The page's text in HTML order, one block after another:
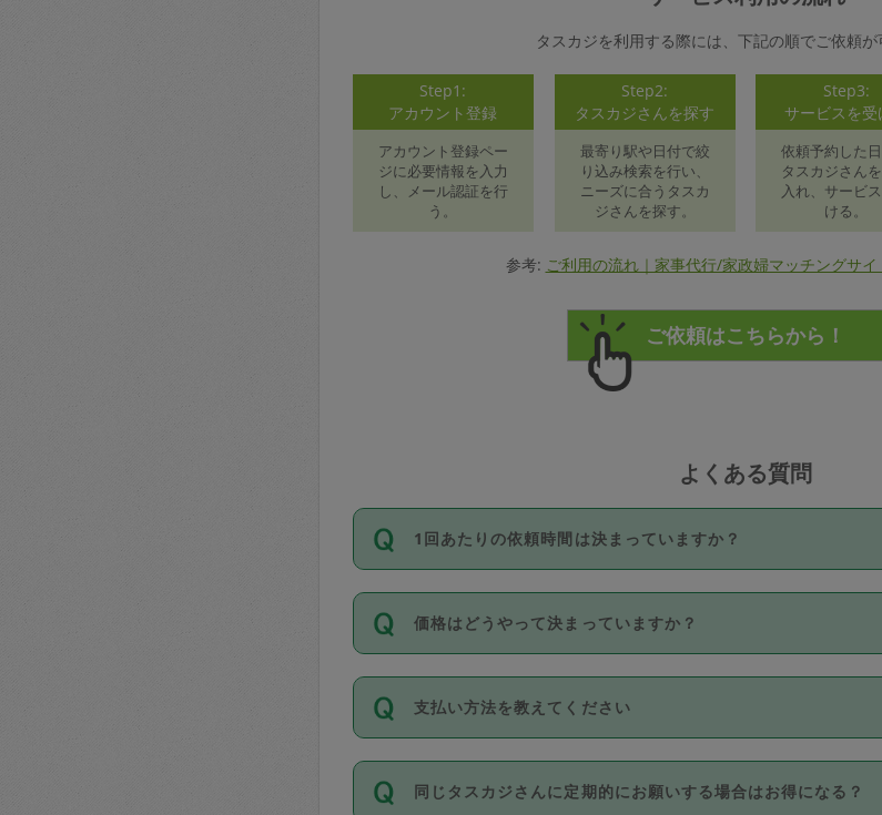
タスカジを利用する際には、下記の順でご依頼が
Step1:
アカウント登録
アカウント登録ペー
ジに必要情報を入力
し、メール認証を行
う。
Step2:
タスカジさんを探す
最寄り駅や日付で絞
り込み検索を行い、
ニーズに合うタスカ
ジさんを探す。
Step3:
サービスを受
依頼予約した
タスカジさん
入れ、サービ
ける。
参考: ご利用の流れ｜家事代行/家政婦マッチングサイ
よくある質問
1回あたりの依頼時間は決まっていますか？
依頼1回につき3時間固定です。3時間を超えて依頼したい場
い。機能をご利用いただくには、タスカジさんに事前に相談
が必要です。なお、3時間を下回っても、値引き等はございま
価格はどうやって決まっていますか？
11種類の価格帯の中からタスカジさん自身が価格を選んで設
タスカジさんの価格設定には最初は制限があり、レビュー件
除々に設定可能な最高額が上がっていく仕組みになっていま
支払い方法を教えてください
お支払方法はクレジットカード（Visa／Master／JCB／
Club）のみとなります。
同じタスカジさんに定期的にお願いする場合はお得になる？